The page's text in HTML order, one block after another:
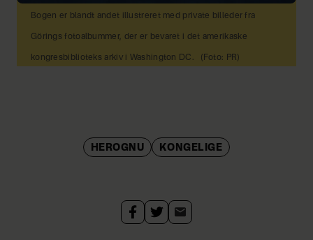
Bogen er blandt andet illustreret med private billeder fra
Görings fotoalbummer, der er bevaret i det amerikaske
kongresbiblioteks arkiv i Washington DC. (Foto: PR)
HEROGNU KONGELIGE